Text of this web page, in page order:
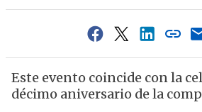
Este evento coincide con la
décimo aniversario de la